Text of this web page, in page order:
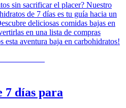
sin sacrificar el placer? Nuestro
de 7 días es tu guía hacia un
deliciosas comidas bajas en
en una lista de compras
esta aventura baja en carbohidratos!
7 días para